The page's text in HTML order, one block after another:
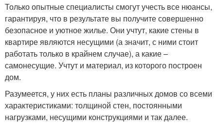
Только опытные специалисты смогут учесть все нюансы,
гарантируя, что в результате вы получите совершенно
безопасное и уютное жилье. Они учтут, какие стены в
квартире являются несущими (а значит, с ними стоит
работать только в крайнем случае), а какие –
самонесущие. Учтут и материал, из которого построен
дом.
Разумеется, у них есть планы различных домов со всеми
характеристиками: толщиной стен, постоянными
нагрузками, несущими конструкциями и так далее.